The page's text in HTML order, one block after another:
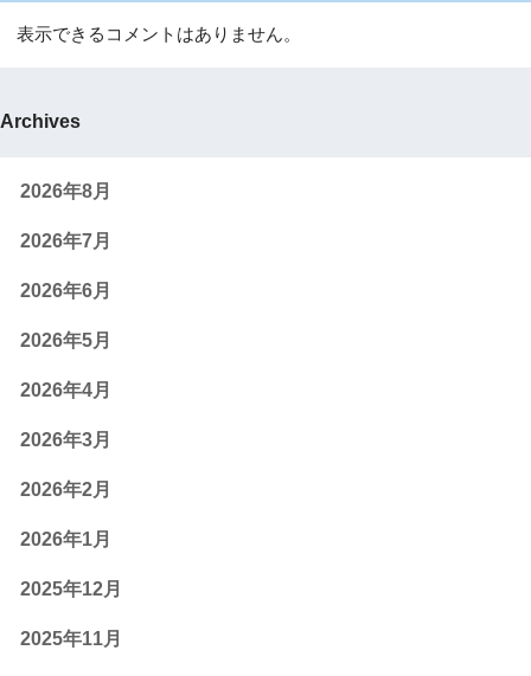
表示できるコメントはありません。
Archives
2026年8月
2026年7月
2026年6月
2026年5月
2026年4月
2026年3月
2026年2月
2026年1月
2025年12月
2025年11月